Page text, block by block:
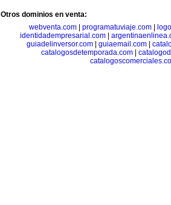
Otros dominios en venta:
webventa.com
programatuviaje.com
identidadempresarial.com
guiadelinversor.com| guiaemail.com|
catalogosdetemporada.com|